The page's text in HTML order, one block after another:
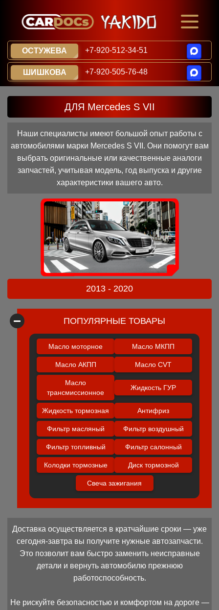
ОСТУЖЕВА +7-920-512-34-51
ШИШКОВА +7-920-505-76-48
ДЛЯ Mercedes S VII
Наши специалисты имеют большой опыт работы с
автомобилями марки Mercedes S VII. Они помогут вам
выбрать оригинальные или качественные аналоги
запчастей, учитывая модель, год выпуска и другие
характеристики вашего авто.
2013 - 2020
ПОПУЛЯРНЫЕ ТОВАРЫ
Масло моторное Масло МКПП
Масло АКПП Масло CVT
Масло
трансмиссионное
Жидкость ГУР
Жидкость тормозная Антифриз
Фильтр масляный Фильтр воздушный
Фильтр топливный Фильтр салонный
Колодки тормозные Диск тормозной
Свеча зажигания
Доставка осуществляется в кратчайшие сроки — уже
сегодня-завтра вы получите нужные автозапчасти.
Это позволит вам быстро заменить неисправные
детали и вернуть автомобилю прежнюю
работоспособность.
Не рискуйте безопасностью и комфортом на дороге —